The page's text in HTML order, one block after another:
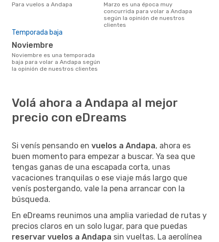
Para vuelos a Andapa
marzo es una época muy
concurrida para volar a Andapa
según la opinión de nuestros
clientes
Temporada baja
noviembre
noviembre es una temporada
baja para volar a Andapa según
la opinión de nuestros clientes
Volá ahora a Andapa al mejor
precio con eDreams
Si venís pensando en vuelos a Andapa, ahora es
buen momento para empezar a buscar. Ya sea que
tengas ganas de una escapada corta, unas
vacaciones tranquilas o ese viaje más largo que
venís postergando, vale la pena arrancar con la
búsqueda.
En eDreams reunimos una amplia variedad de rutas y
precios claros en un solo lugar, para que puedas
reservar vuelos a Andapa sin vueltas. La aerolínea